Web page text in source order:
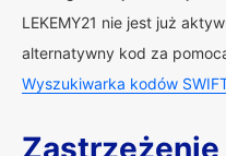
LEKEMY21 nie jest już
alternatywny kod za
Wyszukiwarka kodów
Zastrzeżenie